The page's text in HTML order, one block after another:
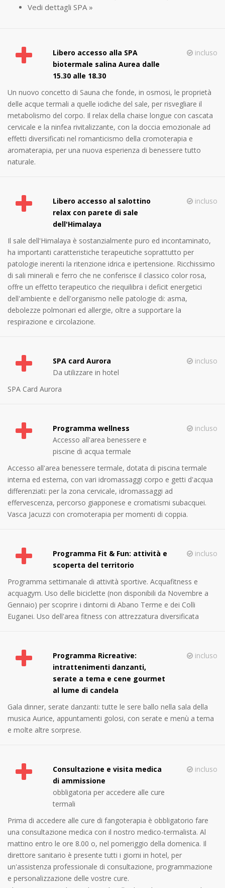
Vedi dettagli SPA »
Libero accesso alla SPA
biotermale salina Aurea dalle
15.30 alle 18.30
incluso
Un nuovo concetto di Sauna che fonde, in osmosi, le proprietà
delle acque termali a quelle iodiche del sale, per risvegliare il
metabolismo del corpo. Il relax della chaise longue con cascata
cervicale e la ninfea rivitalizzante, con la doccia emozionale ad
effetti diversificati nel romanticismo della cromoterapia e
aromaterapia, per una nuova esperienza di benessere tutto
naturale.
Libero accesso al salottino
relax con parete di sale
dell'Himalaya
incluso
Il sale dell'Himalaya è sostanzialmente puro ed incontaminato,
ha importanti caratteristiche terapeutiche soprattutto per
patologie inerenti la ritenzione idrica e ipertensione. Ricchissimo
di sali minerali e ferro che ne conferisce il classico color rosa,
offre un effetto terapeutico che riequilibra i deficit energetici
dell'ambiente e dell'organismo nelle patologie di: asma,
debolezze polmonari ed allergie, oltre a supportare la
respirazione e circolazione.
SPA card Aurora
Da utilizzare in hotel
incluso
SPA Card Aurora
Programma wellness
Accesso all'area benessere e
piscine di acqua termale
incluso
Accesso all'area benessere termale, dotata di piscina termale
interna ed esterna, con vari idromassaggi corpo e getti d'acqua
differenziati: per la zona cervicale, idromassaggi ad
effervescenza, percorso giapponese e cromatismi subacquei.
Vasca Jacuzzi con cromoterapia per momenti di coppia.
Programma Fit & Fun: attività e
scoperta del territorio
incluso
Programma settimanale di attività sportive. Acquafitness e
acquagym. Uso delle biciclette (non disponibili da Novembre a
Gennaio) per scoprire i dintorni di Abano Terme e dei Colli
Euganei. Uso dell'area fitness con attrezzatura diversificata
Programma Ricreative:
intrattenimenti danzanti,
serate a tema e cene gourmet
al lume di candela
incluso
Gala dinner, serate danzanti: tutte le sere ballo nella sala della
musica Aurice, appuntamenti golosi, con serate e menù a tema
e molte altre sorprese.
Consultazione e visita medica
di ammissione
obbligatoria per accedere alle cure
termali
incluso
Prima di accedere alle cure di fangoterapia è obbligatorio fare
una consultazione medica con il nostro medico-termalista. Al
mattino entro le ore 8.00 o, nel pomeriggio della domenica. Il
direttore sanitario è presente tutti i giorni in hotel, per
un'assistenza professionale di consultazione, programmazione
e personalizzazione delle vostre cure.